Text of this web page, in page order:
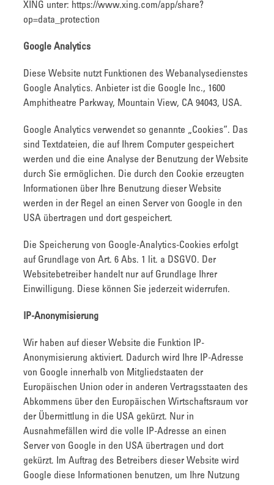
XING unter: https://www.xing.com/app/share?
op=data_protection
Google Analytics
Diese Website nutzt Funktionen des Webanalysedienstes
Google Analytics. Anbieter ist die Google Inc., 1600
Amphitheatre Parkway, Mountain View, CA 94043, USA.
Google Analytics verwendet so genannte „Cookies“. Das
sind Textdateien, die auf Ihrem Computer gespeichert
werden und die eine Analyse der Benutzung der Website
durch Sie ermöglichen. Die durch den Cookie erzeugten
Informationen über Ihre Benutzung dieser Website
werden in der Regel an einen Server von Google in den
USA übertragen und dort gespeichert.
Die Speicherung von Google-Analytics-Cookies erfolgt
auf Grundlage von Art. 6 Abs. 1 lit. a DSGVO. Der
Websitebetreiber handelt nur auf Grundlage Ihrer
Einwilligung. Diese können Sie jederzeit widerrufen.
IP-Anonymisierung
Wir haben auf dieser Website die Funktion IP-
Anonymisierung aktiviert. Dadurch wird Ihre IP-Adresse
von Google innerhalb von Mitgliedstaaten der
Europäischen Union oder in anderen Vertragsstaaten des
Abkommens über den Europäischen Wirtschaftsraum vor
der Übermittlung in die USA gekürzt. Nur in
Ausnahmefällen wird die volle IP-Adresse an einen
Server von Google in den USA übertragen und dort
gekürzt. Im Auftrag des Betreibers dieser Website wird
Google diese Informationen benutzen, um Ihre Nutzung